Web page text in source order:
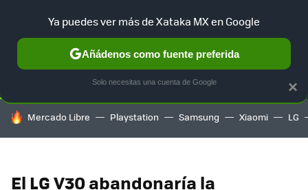
SELECCIÓN GAMING HOME AUTO TERRITORIO
HOY SE HABLA DE
Mercado Libre Playstation Samsung Xiaomi LG
El LG V30 abandonaría la
×
Ya puedes ver más de Xataka MX en Google
Añádenos como fuente preferida
Solo necesitas una cuenta de Google